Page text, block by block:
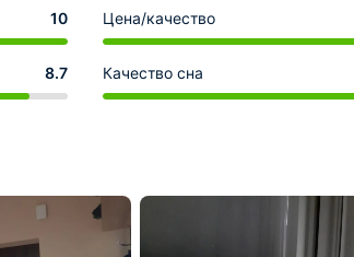
10 Цена/качество
8.7 Качество сна